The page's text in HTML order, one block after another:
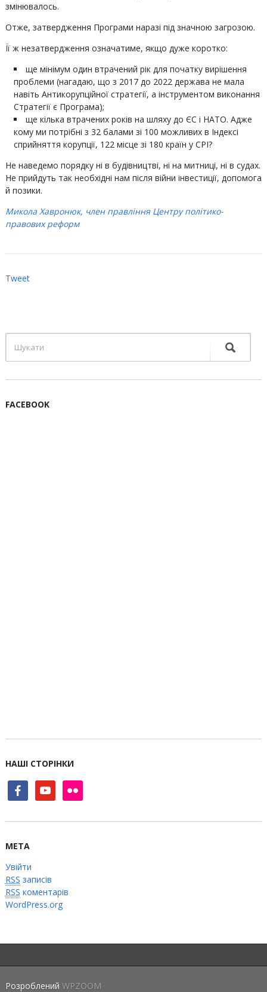
змінювалось.
Отже, затвердження Програми наразі під значною загрозою.
Її ж незатвердження означатиме, якщо дуже коротко:
ще мінімум один втрачений рік для початку вирішення
проблеми (нагадаю, що з 2017 до 2022 держава не мала
навіть Антикорупційної стратегії, а інструментом виконання
Стратегії є Програма);
ще кілька втрачених років на шляху до ЄС і НАТО. Адже
кому ми потрібні з 32 балами зі 100 можливих в Індексі
сприйняття корупції, 122 місце зі 180 країн у СРІ?
Не наведемо порядку ні в будівництві, ні на митниці, ні в судах.
Не прийдуть так необхідні нам після війни інвестиції, допомога
й позики.
Микола Хавронюк, член правління Центру політико-
правових реформ
Tweet
FACEBOOK
НАШІ СТОРІНКИ
facebookyoutube flickr
МЕТА
Увійти
RSS записів
RSS коментарів
WordPress.org
Розроблений WPZOOM